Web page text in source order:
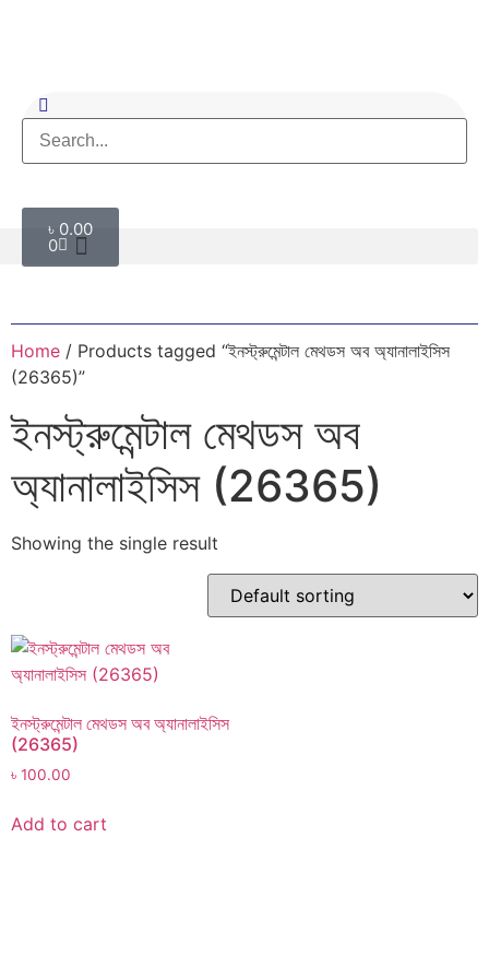
৳ 0.00
0
Home / Products tagged “ইনস্ট্রুমেন্টাল মেথডস অব অ্যানালাইসিস
(26365)”
ইনস্ট্রুমেন্টাল মেথডস অব
অ্যানালাইসিস (26365)
Showing the single result
ইনস্ট্রুমেন্টাল মেথডস অব অ্যানালাইসিস
(26365)
৳ 100.00
Add to cart